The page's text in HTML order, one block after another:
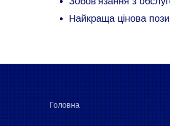
Найкраща цінова
Головна